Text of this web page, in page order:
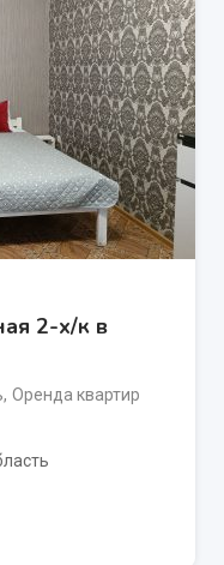
2-х/к в
, Оренда квартир